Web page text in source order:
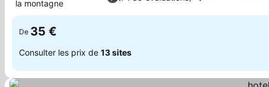
la montagne
De 35 €
Consulter les prix de 13 sites